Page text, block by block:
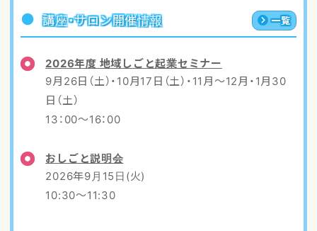
講座・サロン開催情報 一覧
2026年度 地域しごと起業セミナー
9月26日（土）・10月17日（土）・11月～12月・1月30
日（土）
13：00～16：00
おしごと説明会
2026年9月15日(火)
10:30～11:30